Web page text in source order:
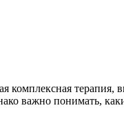
комплексная
важно понимать,